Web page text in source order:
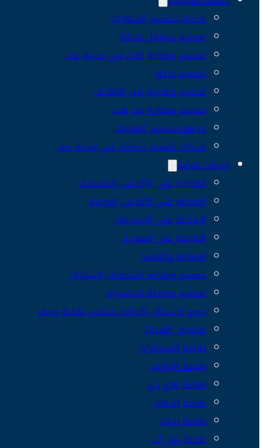
خدمات تصميم الشعارات
تصميم بروفايل شركة
تصميم وطباعة كارت في مدينة نصر
تصميم ديكور
تصميم وطباعة علب التغليف
تصميم وطباعة ليتر هيد
خدمات تصميم الهويات
شركات تصميم جرافيك في مدينة نصر
خدمات طباعة
الطباعة على الأكياس البلاستيك
الطباعة على الأكياس الورقية
الطباعة على التيشرتات
الطباعة على المناديل
الطباعة والتنفيذ
تصميم وطباعة استيكرات السيارات
تصميم وطباعة البرشورات
دروع كريستال اكراليك ونحاس طباعة وحفر
صناديق الهدايا
طباعة الاستكرات
طباعة الأظرف
طباعة الاي دي
طباعة الدفاتر
طباعة بنرات
طباعة رول أب